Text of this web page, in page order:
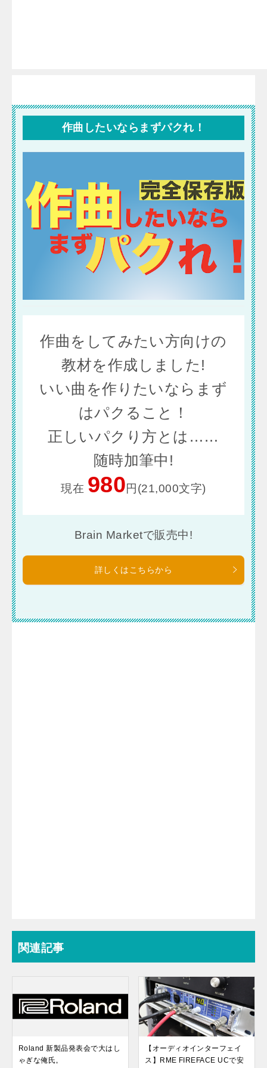
作曲したいならまずパクれ！
作曲をしてみたい方向けの
教材を作成しました!
いい曲を作りたいならまず
はパクること！
正しいパクり方とは……
随時加筆中!
現在 980円(21,000文字)
Brain Marketで販売中!
詳しくはこちらから
関連記事
Roland 新製品発表会で大はし
ゃぎな俺氏。
【オーディオインターフェイ
ス】RME FIREFACE UCで安